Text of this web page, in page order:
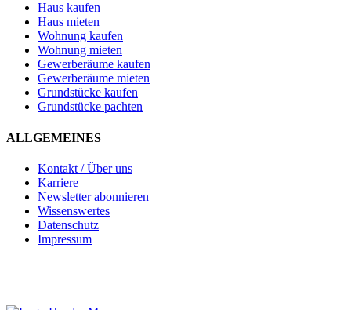
Haus kaufen
Haus mieten
Wohnung kaufen
Wohnung mieten
Gewerberäume kaufen
Gewerberäume mieten
Grundstücke kaufen
Grundstücke pachten
ALLGEMEINES
Kontakt / Über uns
Karriere
Newsletter abonnieren
Wissenswertes
Datenschutz
Impressum